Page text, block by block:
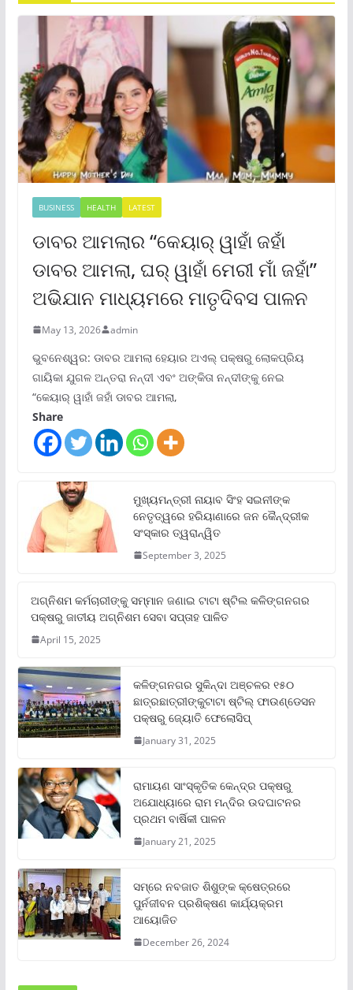
BUSINESS HEALTH LATEST
ଡାବର ଆମଲାର “କେୟାର୍ ୱାହାଁ ଜହାଁ
ଡାବର ଆମଲା, ଘର୍ ୱାହାଁ ମେରୀ ମାଁ ଜହାଁ”
ଅଭିଯାନ ମାଧ୍ୟମରେ ମାତୃଦିବସ ପାଳନ
May 13, 2026 admin
ଭୁବନେଶ୍ୱର: ଡାବର ଆମଲା ହେୟାର ଅଏଲ୍ ପକ୍ଷରୁ ଲୋକପ୍ରିୟ
ଗାୟିକା ଯୁଗଳ ଅନ୍ତରା ନନ୍ଦୀ ଏବଂ ଅଙ୍କିତା ନନ୍ଦୀଙ୍କୁ ନେଇ
“କେୟାର୍ ୱାହାଁ ଜହାଁ ଡାବର ଆମଲା,
Share
ମୁଖ୍ୟମନ୍ତ୍ରୀ ନାୟାବ ସିଂହ ସଇନୀଙ୍କ
ନେତୃତ୍ୱରେ ହରିୟାଣାରେ ଜନ କୈନ୍ଦ୍ରୀକ
ସଂସ୍କାର ତ୍ୱରାନ୍ୱିତ
September 3, 2025
ଅଗ୍ନିଶମ କର୍ମଚାରୀଙ୍କୁ ସମ୍ମାନ ଜଣାଇ ଟାଟା ଷ୍ଟିଲ କଳିଙ୍ଗନଗର
ପକ୍ଷରୁ ଜାତୀୟ ଅଗ୍ନିଶମ ସେବା ସପ୍ତାହ ପାଳିତ
April 15, 2025
କଳିଙ୍ଗନଗର ସୁକିନ୍ଦା ଅଞ୍ଚଳର ୧୫୦
ଛାତ୍ରଛାତ୍ରୀଙ୍କୁଟାଟା ଷ୍ଟିଲ୍ ଫାଉଣ୍ଡେସନ
ପକ୍ଷରୁ ଜ୍ୟୋତି ଫେଲୋସିପ୍‌
January 31, 2025
ରାମାୟଣ ସାଂସ୍କୃତିକ କେନ୍ଦ୍ର ପକ୍ଷରୁ
ଅଯୋଧ୍ୟାରେ ରାମ ମନ୍ଦିର ଉଦଘାଟନର
ପ୍ରଥମ ବାର୍ଷିକୀ ପାଳନ
January 21, 2025
ସମ୍‌ରେ ନବଜାତ ଶିଶୁଙ୍କ କ୍ଷେତ୍ରରେ
ପୁର୍ନଜୀବନ ପ୍ରଶିକ୍ଷଣ କାର୍ଯ୍ୟକ୍ରମ
ଆୟୋଜିତ
December 26, 2024